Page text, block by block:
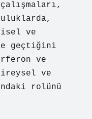
ve
geçtiğini
ve
ve
rolünü